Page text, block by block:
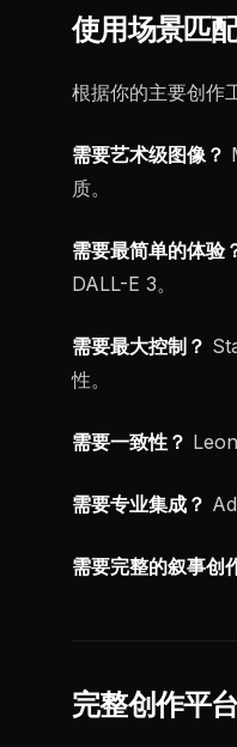
使用场景匹
根据你的主要创作
需要艺术级图像？
质。
需要最简单的体验
DALL-E 3。
需要最大控制？
性。
需要一致性？
需要专业集成？
需要完整的叙事创
完整创作平台